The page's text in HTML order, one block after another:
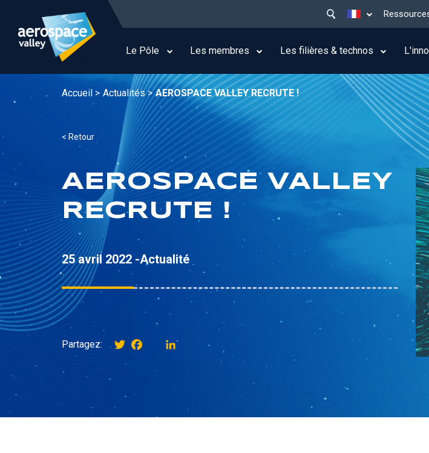
contenu
principal
Lister les
menu
top
navigation
Le Pôle Les membres Les filières & technos
Accueil > Actualités > AEROSPACE VALLEY RECRUTE !
< Retour
AEROSPACE VALLEY
RECRUTE !
25 avril 2022 -Actualité
Partagez: TwitterFacebookinstagram
LinkedIn